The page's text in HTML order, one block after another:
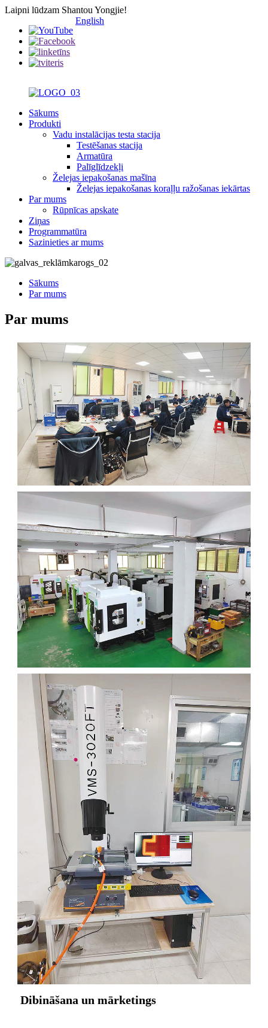
Laipni lūdzam Shantou Yongjie!
English
Sākums
Produkti
Vadu instalācijas testa stacija
Testēšanas stacija
Armatūra
Palīglīdzekļi
Želejas iepakošanas mašīna
Želejas iepakošanas koraļļu ražošanas iekārtas
Par mums
Rūpnīcas apskate
Ziņas
Programmatūra
Sazinieties ar mums
Sākums
Par mums
Par mums
Dibināšana un mārketings